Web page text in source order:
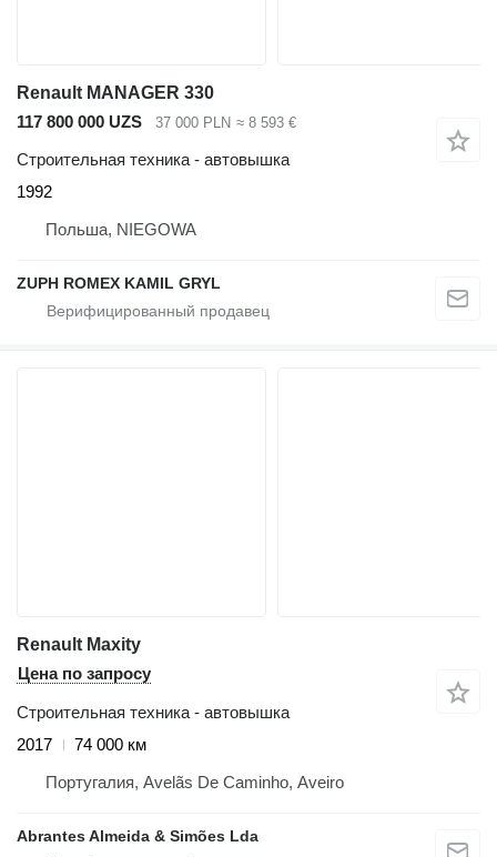
Renault MANAGER 330
117 800 000 UZS
37 000 PLN ≈ 8 593 €
Строительная техника - автовышка
1992
Польша, NIEGOWA
ZUPH ROMEX KAMIL GRYL
Renault Maxity
Цена по запросу
Строительная техника - автовышка
2017
74 000 км
Португалия, Avelãs De Caminho, Aveiro
Abrantes Almeida & Simões Lda